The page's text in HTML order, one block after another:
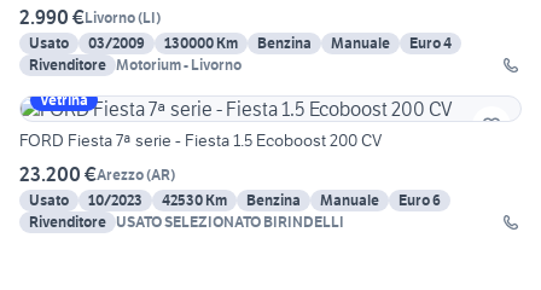
2.990 €Livorno(LI)
Usato
03/2009 130000 Km Benzina Manuale
Euro 4
Rivenditore Motorium - Livorno
Vetrina
FORD Fiesta 7ª serie - Fiesta 1.5 Ecoboost 200 CV
23.200 €Arezzo(AR)
Usato
10/2023 42530 Km Benzina Manuale
Euro 6
Rivenditore USATO SELEZIONATO BIRINDELLI